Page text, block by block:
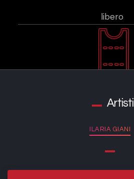
libero
Artisti
ILARIA GIANI